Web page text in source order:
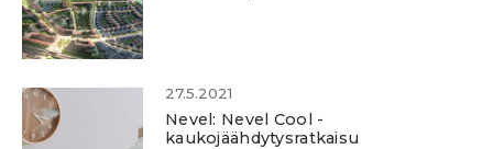
27.5.2021
Nevel: Nevel Cool -
kaukojäähdytysratkaisu